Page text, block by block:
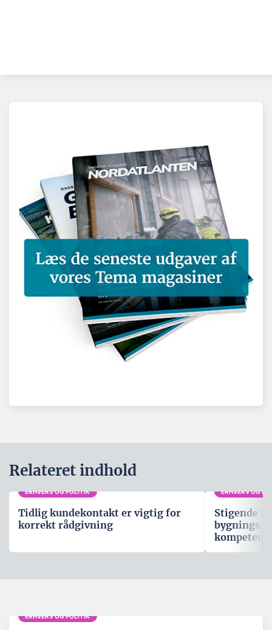
Relateret indhold
ERHVERV OG POLITIK
Tidlig kundekontakt er vigtig for
korrekt rådgivning
ERHVERV OG
Stigende
ERHVERV OG POLITIK